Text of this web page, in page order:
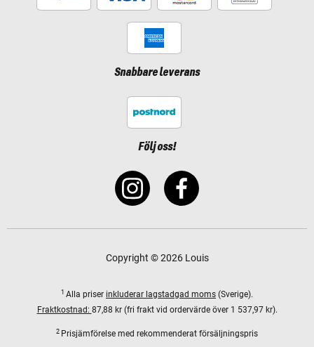
Snabbare leverans
Följ oss!
Copyright © 2026 Louis
1 Alla priser inkluderar lagstadgad moms (Sverige).
Fraktkostnad: 87,88 kr (fri frakt vid ordervärde över 1 537,97 kr).
2 Prisjämförelse med rekommenderat försäljningspris